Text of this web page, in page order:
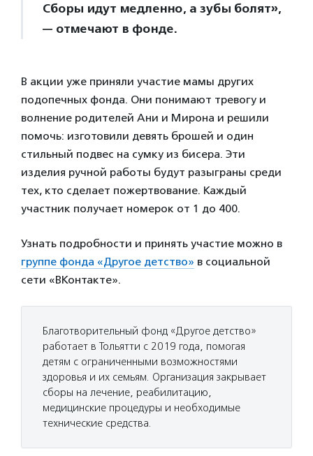
Сборы идут медленно, а зубы болят»,
— отмечают в фонде.
В акции уже приняли участие мамы других
подопечных фонда. Они понимают тревогу и
волнение родителей Ани и Мирона и решили
помочь: изготовили девять брошей и один
стильный подвес на сумку из бисера. Эти
изделия ручной работы будут разыграны среди
тех, кто сделает пожертвование. Каждый
участник получает номерок от 1 до 400.
Узнать подробности и принять участие можно в
группе фонда «Другое детство» в социальной
сети «ВКонтакте».
Благотворительный фонд «Другое детство»
работает в Тольятти с 2019 года, помогая
детям с ограниченными возможностями
здоровья и их семьям. Организация закрывает
сборы на лечение, реабилитацию,
медицинские процедуры и необходимые
технические средства.